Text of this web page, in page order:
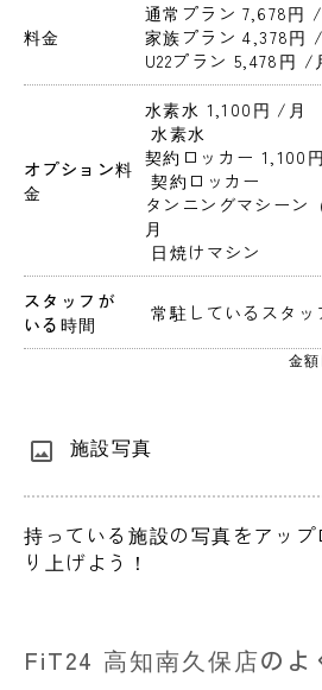
料金
通常プラン 7,678円
家族プラン 4,378円
U22プラン 5,478円 /
オプション料
金
水素水 1,100円 /月
水素水
契約ロッカー 1,100円
契約ロッカー
タンニングマシーン
月
日焼けマシン
スタッフが
いる時間
常駐しているスタッ
金
施設写真
持っている施設の写真をアッ
り上げよう！
FiT24 高知南久保店のよ